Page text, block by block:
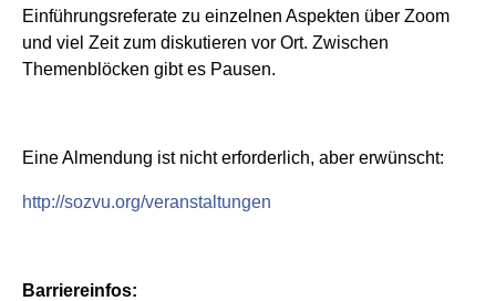
Einführungsreferate zu einzelnen Aspekten über Zoom
und viel Zeit zum diskutieren vor Ort. Zwischen
Themenblöcken gibt es Pausen.
Eine Almendung ist nicht erforderlich, aber erwünscht:
http://sozvu.org/veranstaltungen
Barriereinfos: